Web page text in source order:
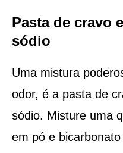
Pasta de cravo
sódio
Uma mistura
odor, é a pasta de
sódio. Misture uma
em pó e